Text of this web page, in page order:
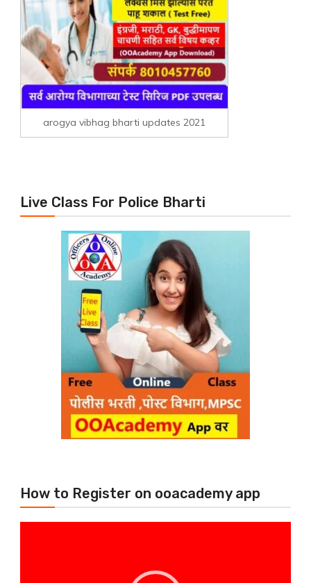
arogya vibhag bharti updates 2021
Live Class For Police Bharti
How to Register on ooacademy app